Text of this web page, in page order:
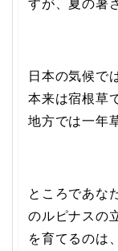
すが、夏の暑
日本の気候で
本来は宿根草
地方では一年
ところであな
のルピナスの
を育てるのは